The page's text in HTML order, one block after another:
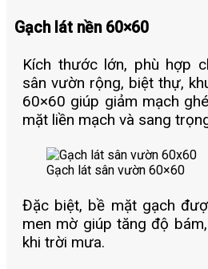
Gạch lát nền 60×60
Kích thước lớn, phù hợp
sân vườn rộng, biệt thự,
60×60 giúp giảm mạch
mặt liền mạch và sang
Gạch lát sân vườn 60×60
Đặc biệt, bề mặt gạch
men mờ giúp tăng độ
khi trời mưa.